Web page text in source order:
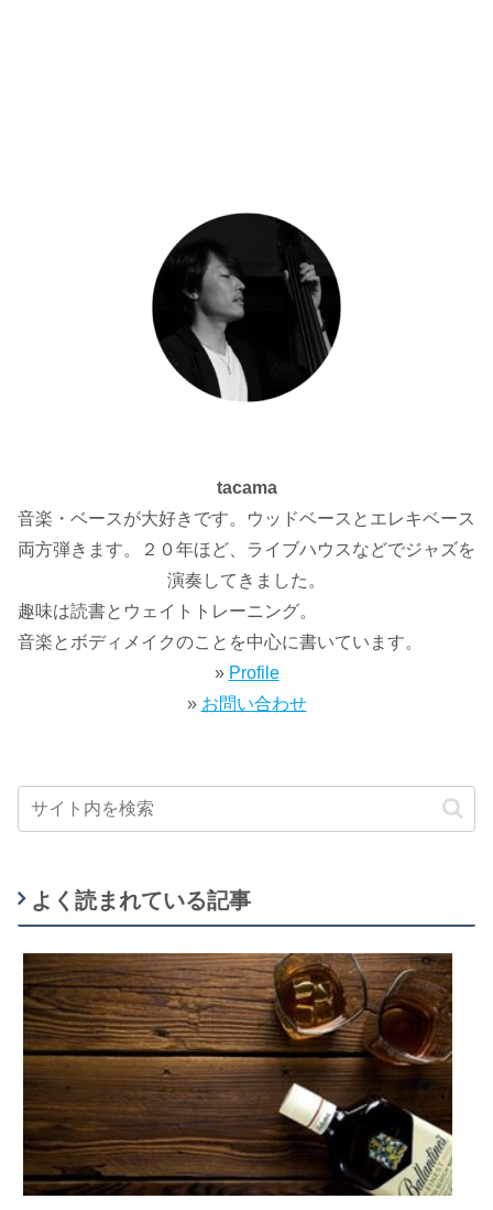
tacama
音楽・ベースが大好きです。ウッドベースとエレキベース
両方弾きます。２０年ほど、ライブハウスなどでジャズを
演奏してきました。
趣味は読書とウェイトトレーニング。
音楽とボディメイクのことを中心に書いています。
» Profile
» お問い合わせ
よく読まれている記事